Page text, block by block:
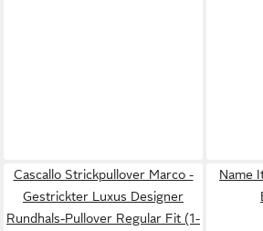
Cascallo Strickpullover Marco -
Gestrickter Luxus Designer
Rundhals-Pullover Regular Fit (1-
Name